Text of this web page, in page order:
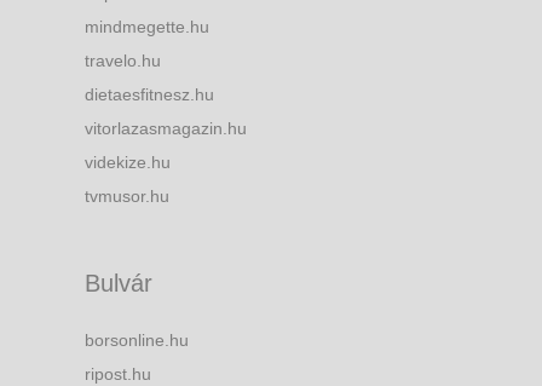
mindmegette.hu
travelo.hu
dietaesfitnesz.hu
vitorlazasmagazin.hu
videkize.hu
tvmusor.hu
Bulvár
borsonline.hu
ripost.hu